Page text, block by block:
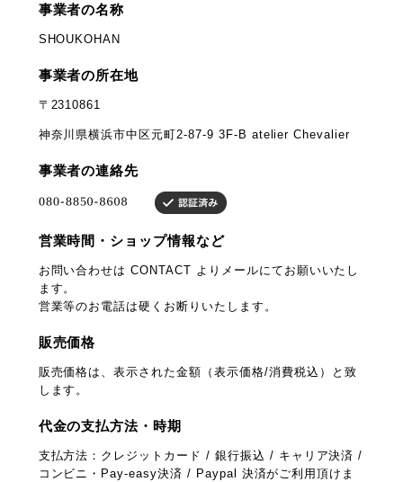
事業者の名称
SHOUKOHAN
事業者の所在地
〒2310861
神奈川県横浜市中区元町2-87-9 3F-B atelier Chevalier
事業者の連絡先
営業時間・ショップ情報など
お問い合わせは CONTACT よりメールにてお願いいたし
ます。
営業等のお電話は硬くお断りいたします。
販売価格
販売価格は、表示された金額（表示価格/消費税込）と致
します。
代金の支払方法・時期
支払方法：クレジットカード / 銀行振込 / キャリア決済 /
コンビニ・Pay-easy決済 / Paypal 決済がご利用頂けま